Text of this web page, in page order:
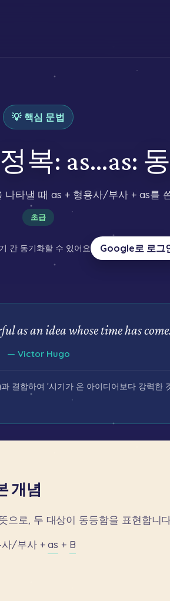
💡 핵심 문법
복: as...as:
나타낼 때 as + 형용사/부사 + as를
초급
간 동기화할 수 있어요 Google로 로그
as an idea whose time has
— Victor Hugo
결합하여 '시기가 온 아이디어보다 강력한
개념
으로, 두 대상이 동등함을 표현합니
사/부사 + as + B